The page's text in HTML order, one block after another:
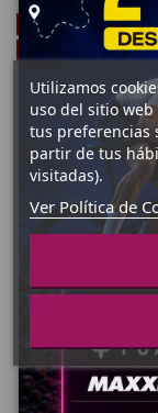
¡En oferta!
CUBIERTA
SPECIALIZED
ROADSPORT
FOLDING
Utilizamos
uso del sitio
tus preferencias
partir de tus
visitadas).
Ver Política de